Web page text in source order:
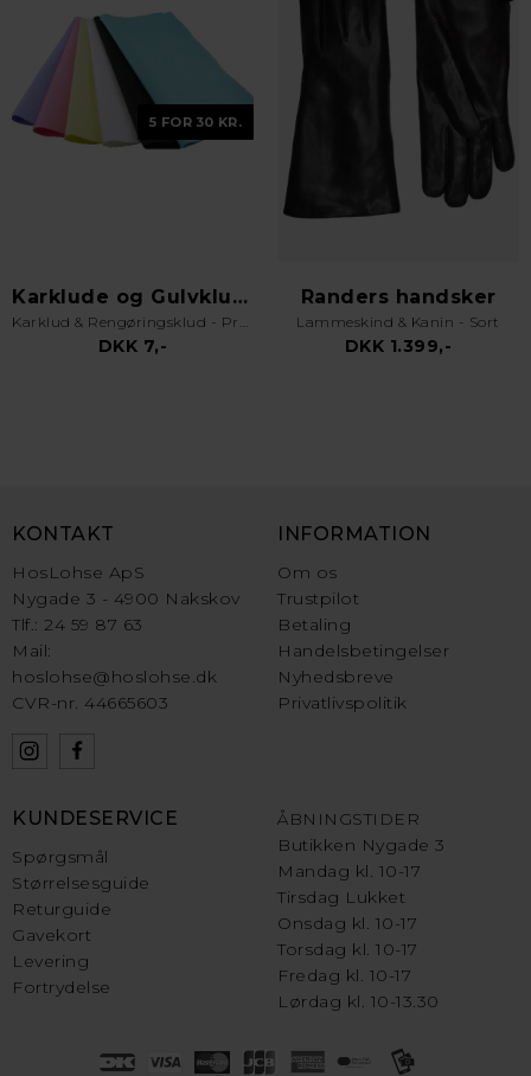
5 FOR 30 KR.
Karklude og Gulvklude
Karklud & Rengøringsklud - Pro Kvalitet - Valgfri Farve
DKK 7,-
Randers handsker
Lammeskind & Kanin - Sort
DKK 1.399,-
KONTAKT
HosLohse ApS
Nygade 3 - 4900 Nakskov
Tlf.: 24 59 87 63
Mail:
hoslohse@hoslohse.dk
CVR-nr. 44665603
INFORMATION
Om os
Trustpilot
Betaling
Handelsbetingelser
Nyhedsbreve
Privatlivspolitik
KUNDESERVICE
Spørgsmål
Størrelsesguide
Returguide
Gavekort
Levering
Fortrydelse
ÅBNINGSTIDER
Butikken Nygade 3
Mandag kl. 10-17
Tirsdag Lukket
Onsdag kl. 10-17
Torsdag kl. 10-17
Fredag kl. 10-17
Lørdag kl. 10-13.30